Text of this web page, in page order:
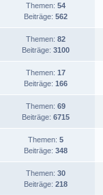
Themen: 54
Beiträge: 562
Themen: 82
Beiträge: 3100
Themen: 17
Beiträge: 166
Themen: 69
Beiträge: 6715
Themen: 5
Beiträge: 348
Themen: 30
Beiträge: 218